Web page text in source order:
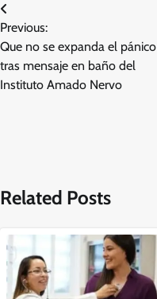
Navegación
de
entradas
Previous:
Que no se expanda el pánico
tras mensaje en baño del
Instituto Amado Nervo
Related Posts